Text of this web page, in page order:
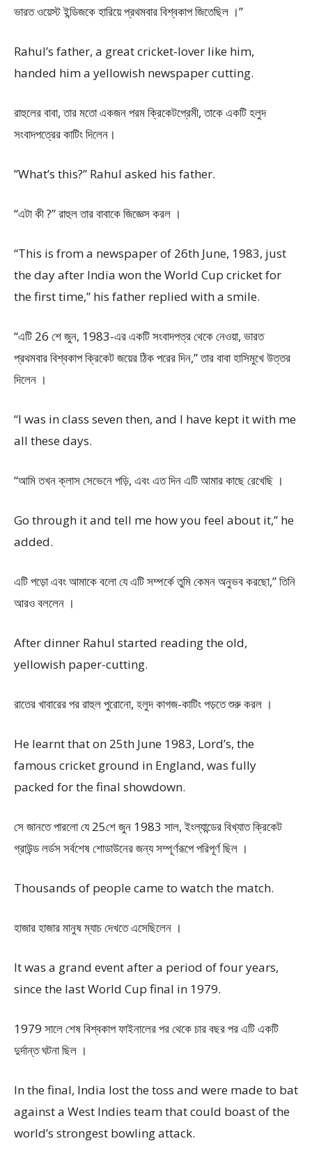
ভারত ওয়েস্ট ইন্ডিজকে হারিয়ে প্রথমবার বিশ্বকাপ জিতেছিল ।”
Rahul’s father, a great cricket-lover like him,
handed him a yellowish newspaper cutting.
রাহুলের বাবা, তার মতো একজন পরম ক্রিকেটপ্রেমী, তাকে একটি হলুদ
সংবাদপত্রের কাটিং দিলেন।
”What’s this?” Rahul asked his father.
“এটা কী ?” রাহুল তার বাবাকে জিজ্ঞেস করল ।
“This is from a newspaper of 26th June, 1983, just
the day after India won the World Cup cricket for
the first time,” his father replied with a smile.
“এটি 26 শে জুন, 1983-এর একটি সংবাদপত্র থেকে নেওয়া, ভারত
প্রথমবার বিশ্বকাপ ক্রিকেট জয়ের ঠিক পরের দিন,” তার বাবা হাসিমুখে উত্তর
দিলেন ।
“I was in class seven then, and I have kept it with me
all these days.
“আমি তখন ক্লাস সেভেনে পড়ি, এবং এত দিন এটি আমার কাছে রেখেছি ।
Go through it and tell me how you feel about it,” he
added.
এটি পড়ো এবং আমাকে বলো যে এটি সম্পর্কে তুমি কেমন অনুভব করছো,” তিনি
আরও বললেন ।
After dinner Rahul started reading the old,
yellowish paper-cutting.
রাতের খাবারের পর রাহুল পুরোনো, হলুদ কাগজ-কাটিং পড়তে শুরু করল ।
He learnt that on 25th June 1983, Lord’s, the
famous cricket ground in England, was fully
packed for the final showdown.
সে জানতে পারলো যে 25শে জুন 1983 সাল, ইংল্যান্ডের বিখ্যাত ক্রিকেট
গ্রাউন্ড লর্ডস সর্বশেষ শোডাউনের জন্য সম্পূর্ণরূপে পরিপূর্ণ ছিল ।
Thousands of people came to watch the match.
হাজার হাজার মানুষ ম্যাচ দেখতে এসেছিলেন ।
It was a grand event after a period of four years,
since the last World Cup final in 1979.
1979 সালে শেষ বিশ্বকাপ ফাইনালের পর থেকে চার বছর পর এটি একটি
দুর্দান্ত ঘটনা ছিল ।
In the final, India lost the toss and were made to bat
against a West Indies team that could boast of the
world’s strongest bowling attack.